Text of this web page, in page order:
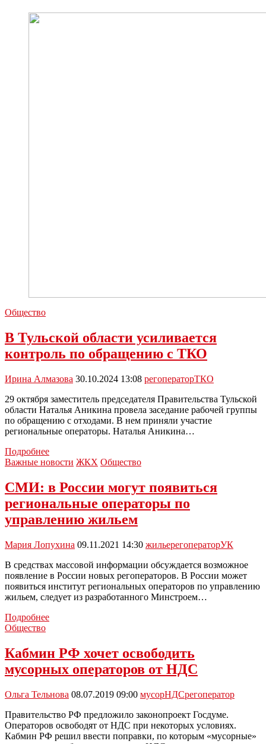
Общество
В Тульской области усиливается
контроль по обращению с ТКО
Ирина Алмазова 30.10.2024 13:08 регоператорТКО
29 октября заместитель председателя Правительства Тульской
области Наталья Аникина провела заседание рабочей группы
по обращению с отходами. В нем приняли участие
региональные операторы. Наталья Аникина…
ПодробнееВ
Тульской
усиливается
контроль
по
с
Важные новости ЖКХ Общество
СМИ: в России могут появиться
региональные операторы по
управлению жильем
Мария Лопухина 09.11.2021 14:30 жильерегоператорУК
В средствах массовой информации обсуждается возможное
появление в России новых регоператоров. В России может
появиться институт региональных операторов по управлению
жильем, следует из разработанного Минстроем…
ПодробнееСМИ:
могут
появиться
региональные
по
управлению
жильем
Общество
Кабмин РФ хочет освободить
мусорных операторов от НДС
Ольга Тельнова 08.07.2019 09:00 мусорНДСрегоператор
Правительство РФ предложило законопроект Госдуме.
Операторов освободят от НДС при некоторых условиях.
Кабмин РФ решил ввести поправки, по которым «мусорные»